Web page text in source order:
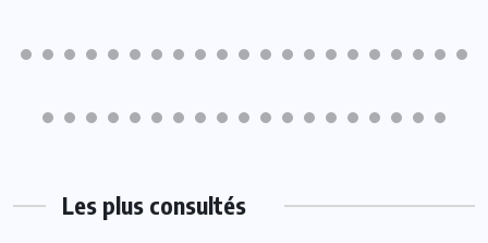
Les plus consultés